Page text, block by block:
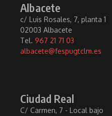
Albacete
c/ Luis Rosales, 7, planta 1
02003 Albacete
Tel. 967 21 71 03
albacete@fespugtclm.es
Ciudad Real
C/ Carmen, 7 - Local bajo